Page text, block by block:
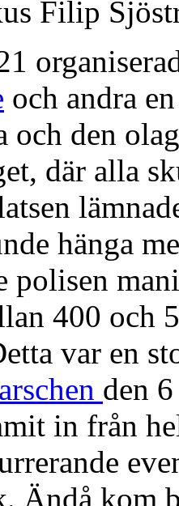
Filip
och andra
och den
där alla
hänga
polisen
400 och
var en
den
in från
Ändå kom